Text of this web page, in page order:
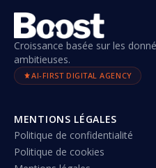
Croissance basée sur les
ambitieuses.
AI-FIRST DIGITAL AGENCY
MENTIONS LÉGALES
Politique de confidentialité
Politique de cookies